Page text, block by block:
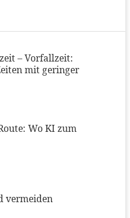
– Vorfallzeit:
mit geringer
Wo KI zum
vermeiden